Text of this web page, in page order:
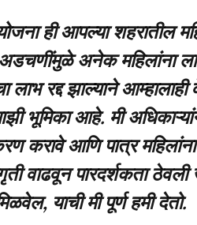
ही आपल्या शहरातील
अडचणींमुळे अनेक महिलांना
लाभ रद्द झाल्याने
भूमिका आहे. मी
करावे आणि पात्र
वाढवून पारदर्शकता
याची मी पूर्ण हमी देतो.